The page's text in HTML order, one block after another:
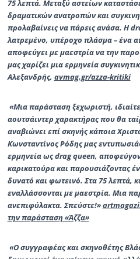
75 λεπτά. Μεταξύ αστείων
δραματικών ανατροπών και
προλαβαίνεις να πάρεις ανάσα. Η
λατρεμένο, υπέροχο πλάσμα – ένα
αποφεύγει με μαεστρία να την
μας χαρίζει μια ερμηνεία
Αλεξανδρής, avmag.gr/azza-kritiki
«Μια παράσταση ξεχωριστή,
αουτσάιντερ χαρακτήρας που θα
αναβιώνει επί σκηνής κάποια
Κωνσταντίνος Ρόδης μας
ερμηνεία ως drag queen,
καρικατούρα και παρουσιάζοντας
δυνατό και φωτεινό. Στα 75 λεπτά,
εναλλάσσονται με μαεστρία. Μια
ανεπιφύλακτα. Σπεύστε!»
την παράσταση «Άζζα»
«Ο συγγραφέας και σκηνοθέτης